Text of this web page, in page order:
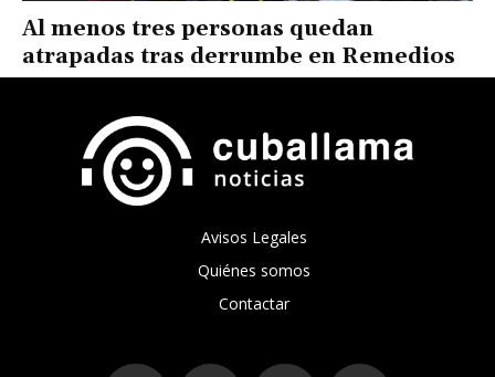
Al menos tres personas quedan
atrapadas tras derrumbe en Remedios
Avisos Legales
Quiénes somos
Contactar